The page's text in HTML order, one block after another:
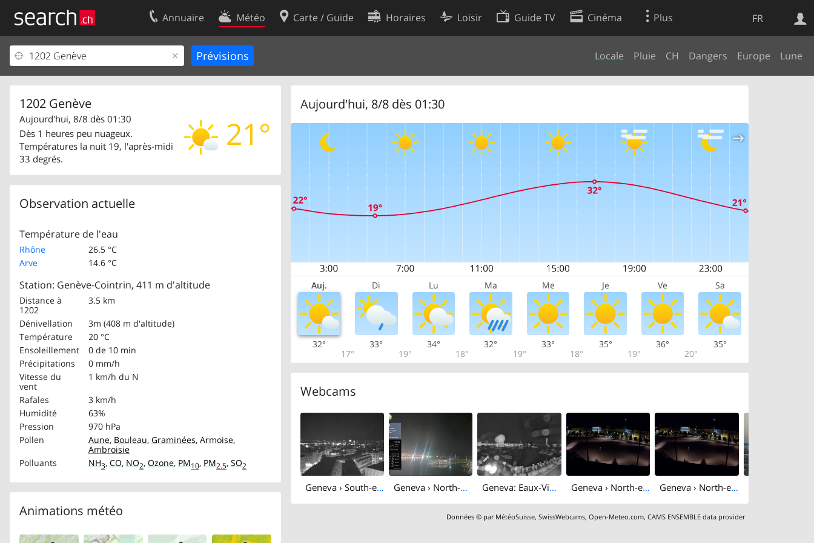
FR
Annuaire Météo Carte / Guide Horaires Loisir Guide TV Cinéma Plus
Locale Pluie CH Dangers Europe Lune
1202 Genève
21°
Aujourd'hui, 8/8 dès 01:30
Dès 1 heures peu nuageux.
Températures la nuit 19, l'après-midi
33 degrés.
Observation actuelle
Température de l'eau
Rhône
26.5 °C
Arve
14.6 °C
Station: Genève-Cointrin, 411 m d'altitude
Distance à
1202
3.5 km
Dénivellation
3m (408 m d'altitude)
Température
20 °C
Ensoleillement
0 de 10 min
Précipitations
0 mm/h
Vitesse du
vent
1 km/h du N
Rafales
3 km/h
Humidité
63%
Pression
970 hPa
Pollen
Aune, Bouleau, Graminées, Armoise,
Ambroisie
Polluants
NH3, CO, NO2, Ozone, PM10, PM2.5, SO2
Animations météo
Aujourd'hui, 8/8 dès 01:30
Auj. Di Lu Ma Me Je Ve Sa
32°
17°
33°
19°
34°
18°
32°
19°
33°
18°
35°
19°
36°
20°
35°
Webcams
Geneva › South-east: HEPIA Geneva › North-west: The Geneva Water Fountain Geneva: Eaux-Vives: Genève - Les Corsaires Léman Geneva › North-east: Genève Home information - Plaine de Plainpalais Geneva › North-east: Plaine de Plainpalais
Données © par MétéoSuisse,SwissWebcams,Open-Meteo.com,CAMS ENSEMBLE data provider
Web
Votre inscription
Centre clients
Mentions Légales
Contact
Conditions d’utilisation
Préférences de cookies